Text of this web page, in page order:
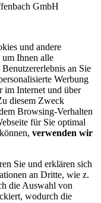
GmbH
und andere
Ihnen alle
an Sie
Werbung
im Internet und über
diesem Zweck
Browsing-Verhalten
für Sie optimal
verwenden wir
Sie und erklären sich
an Dritte, wie z.
die Auswahl von
wodurch die